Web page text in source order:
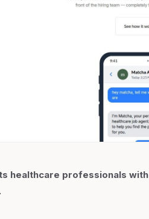
healthcare professionals